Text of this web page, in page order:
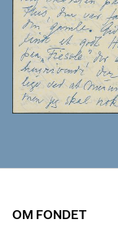
OM FONDET